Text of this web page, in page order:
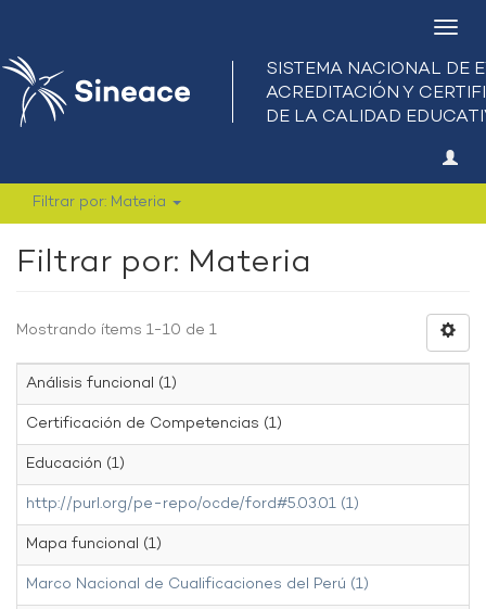
Filtrar por: Materia
Filtrar por: Materia
Mostrando ítems 1-10 de 1
Análisis funcional (1)
Certificación de Competencias (1)
Educación (1)
http://purl.org/pe-repo/ocde/ford#5.03.01 (1)
Mapa funcional (1)
Marco Nacional de Cualificaciones del Perú (1)